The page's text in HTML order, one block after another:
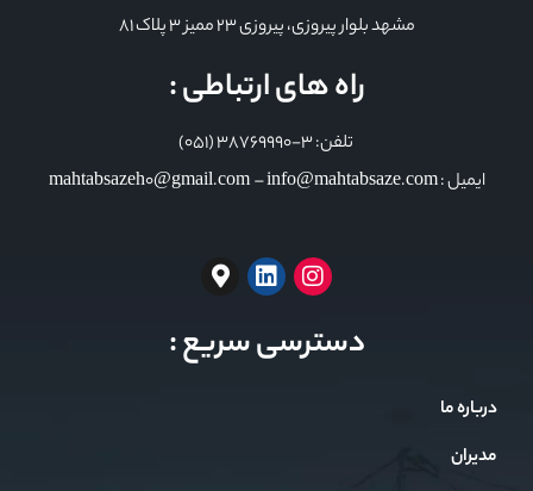
مشهد بلوار پیروزی، پیروزی 23 ممیز 3 پلاک 81
راه های ارتباطی :
تلفن: 3-38769990 (051)
ایمیل : mahtabsazeh0@gmail.com – info@mahtabsaze.com
دسترسی سریع :
درباره ما
مدیران